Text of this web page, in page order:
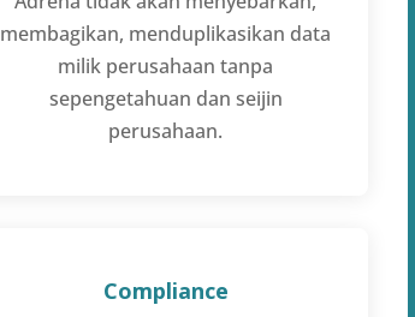
membagikan, menduplikasikan data
milik perusahaan tanpa
sepengetahuan dan seijin
perusahaan.
Compliance